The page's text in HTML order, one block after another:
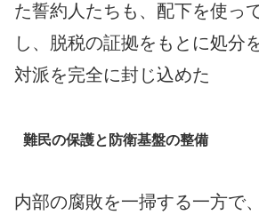
た誓約人たちも、配下を使っ
し、脱税の証拠をもとに処分
対派を完全に封じ込めた
難民の保護と防衛基盤の整備
内部の腐敗を一掃する一方で